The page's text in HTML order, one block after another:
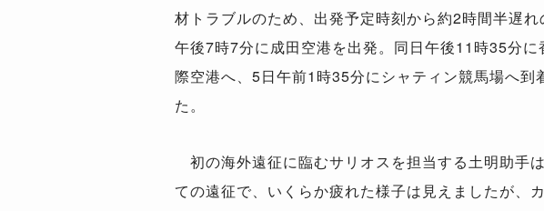
材トラブルのため、出発予定時刻から約2時間半遅れ
午後7時7分に成田空港を出発。同日午後11時35分に
際空港へ、5日午前1時35分にシャティン競馬場へ到
た。
初の海外遠征に臨むサリオスを担当する土明助手
ての遠征で、いくらか疲れた様子は見えましたが、